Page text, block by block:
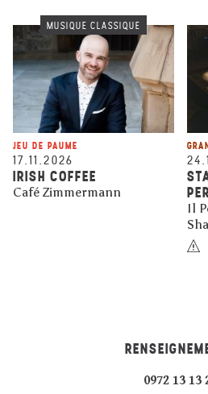
MUSIQUE CLASSIQUE
JEU DE PAUME
17.11.2026
IRISH COFFEE
Café Zimmermann
Il
0972 13 13